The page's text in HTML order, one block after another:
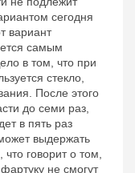
сегодня
вариант
самым
в том, что при
стекло,
После этого
до семи раз,
в пять раз
выдержать
что говорит о том,
не смогут